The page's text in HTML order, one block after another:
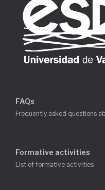
FAQs
Frequently asked questions
Formative activities
List of formative activities